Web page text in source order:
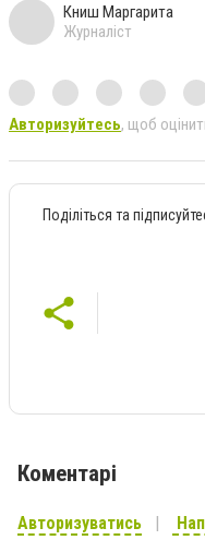
Книш Маргарита
Журналіст
Авторизуйтесь, щоб
Поділіться та
Коментарі
Авторизуватись